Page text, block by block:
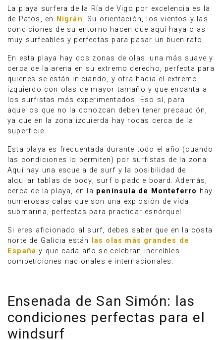
La playa surfera de la Ría de Vigo por excelencia es la
de Patos, en
Nigrán. Su orientación, los vientos y las
condiciones de su entorno hacen que aquí haya olas
muy surfeables y perfectas para pasar un buen rato.
En esta playa hay dos zonas de olas: una más suave y
cerca de la arena en su extremo derecho, perfecta para
quienes se están iniciando, y otra hacia el extremo
izquierdo con olas de mayor tamaño y que encanta a
los surfistas más experimentados. Eso sí, para
aquellos que no la conozcan deben tener precaución,
ya que en la zona izquierda hay rocas cerca de la
superficie.
Esta playa es frecuentada durante todo el año (cuando
las condiciones lo permiten) por surfistas de la zona.
Aquí hay una escuela de surf y la posibilidad de
alquilar tablas de body, surf o paddle board. Además,
cerca de la playa, en la península de Monteferro hay
numerosas calas que son una explosión de vida
submarina, perfectas para practicar esnórquel.
Si eres aficionado al surf, debes saber que en la costa
norte de Galicia están
las olas más grandes de
España y que cada año se celebran increíbles
competiciones nacionales e internacionales.
Ensenada de San Simón: las
condiciones perfectas para el
windsurf